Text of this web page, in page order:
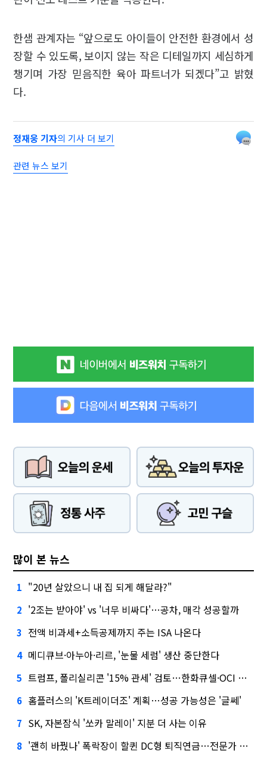
한샘 관계자는 “앞으로도 아이들이 안전한 환경에서 성
장할 수 있도록, 보이지 않는 작은 디테일까지 세심하게
챙기며 가장 믿음직한 육아 파트너가 되겠다”고 밝혔
다.
정재웅 기자의 기사 더 보기
관련 뉴스 보기
많이 본 뉴스
1 "20년 살았으니 내 집 되게 해달라?"
2 '2조는 받아야' vs '너무 비싸다'…공차, 매각 성공할까
3 전액 비과세+소득공제까지 주는 ISA 나온다
4 메디큐브·아누아·리르, '눈물 세럼' 생산 중단한다
5 트럼프, 폴리실리콘 '15% 관세' 검토…한화큐셀·OCI 영향은?
6 홈플러스의 'K트레이더조' 계획…성공 가능성은 '글쎄'
7 SK, 자본잠식 '쏘카 말레이' 지분 더 사는 이유
8 '괜히 바꿨나' 폭락장이 할퀸 DC형 퇴직연금…전문가 조언은